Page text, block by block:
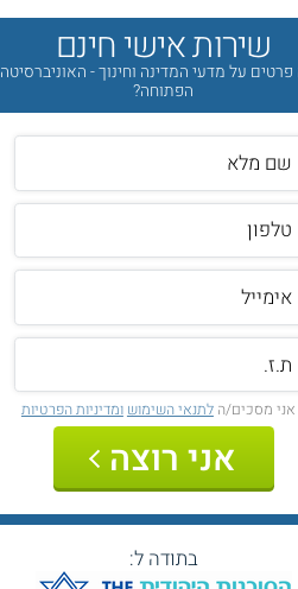
שירות אישי חינם
פרטים על מדעי המדינה וחינוך - האוניברסיטה
הפתוחה?
אני מסכים/הלתנאי השימוש ומדיניות הפרטיות
אני רוצה
בתודה ל: